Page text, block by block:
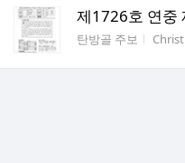
제1726호 연중
게시판명
탄방골 주보 작성